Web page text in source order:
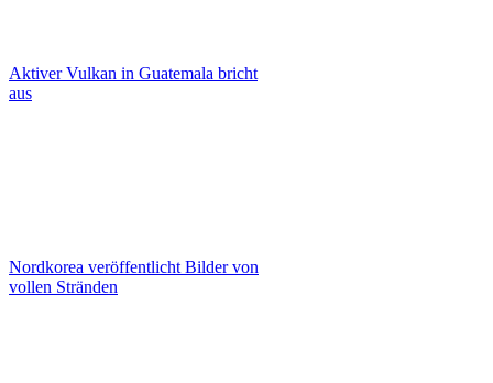
Aktiver Vulkan in Guatemala bricht
aus
Nordkorea veröffentlicht Bilder von
vollen Stränden